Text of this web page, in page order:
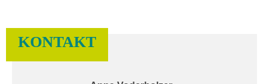
KONTAKT